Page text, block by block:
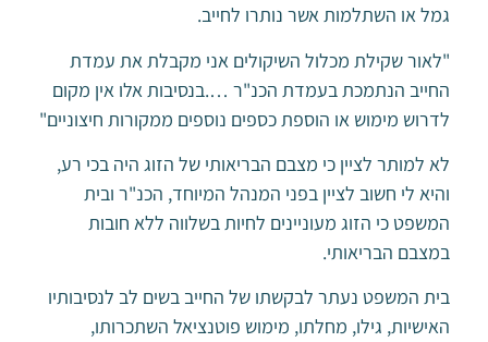
גמל או השתלמות אשר נותרו לחייב.
"לאור שקילת מכלול השיקולים אני מקבלת את עמדת
החייב הנתמכת בעמדת הכנ"ר ….בנסיבות אלו אין מקום
לדרוש מימוש או הוספת כספים נוספים ממקורות חיצוניים"
לא למותר לציין כי מצבם הבריאותי של הזוג היה בכי רע,
והיא לי חשוב לציין בפני המנהל המיוחד, הכנ"ר ובית
המשפט כי הזוג מעוניינים לחיות בשלווה ללא חובות
במצבם הבריאותי.
בית המשפט נעתר לבקשתו של החייב בשים לב לנסיבותיו
האישיות, גילו, מחלתו, מימוש פוטנציאל השתכרותו,